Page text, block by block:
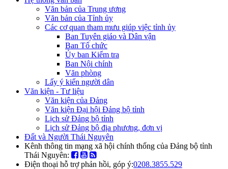
Văn bản của Trung ương
Văn bản của Tỉnh ủy
Các cơ quan tham mưu giúp việc tỉnh ủy
Ban Tuyên giáo và Dân vận
Ban Tổ chức
Ủy ban Kiểm tra
Ban Nội chính
Văn phòng
Lấy ý kiến người dân
Văn kiện - Tư liệu
Văn kiện của Đảng
Văn kiện Đại hội Đảng bộ tỉnh
Lịch sử Đảng bộ tỉnh
Lịch sử Đảng bộ địa phương, đơn vị
Đất và Người Thái Nguyên
Kênh thông tin mạng xã hội chính thống của Đảng bộ tỉnh
Thái Nguyên:
Điện thoại hỗ trợ phản hồi, góp ý:0208.3855.529